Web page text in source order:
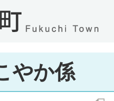
やか係